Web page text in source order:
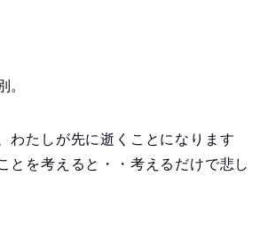
。
わたしが先に逝くことになります
とを考えると・・考えるだけで悲し